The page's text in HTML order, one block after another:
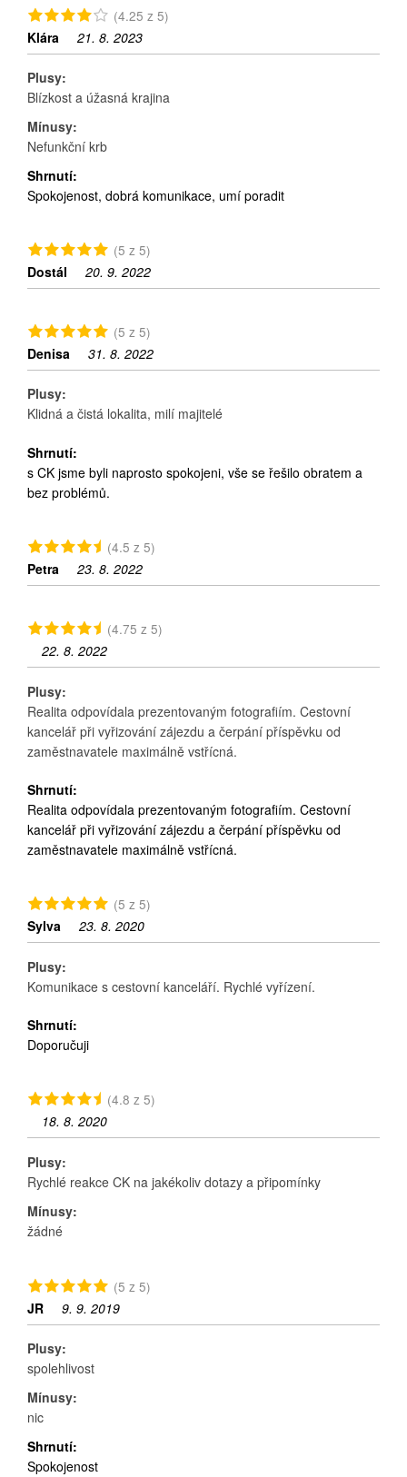
(4.25 z 5)
Klára
21. 8. 2023
Plusy:
Blízkost a úžasná krajina
Mínusy:
Nefunkční krb
Shrnutí:
Spokojenost, dobrá komunikace, umí poradit
(5 z 5)
Dostál
20. 9. 2022
(5 z 5)
Denisa
31. 8. 2022
Plusy:
Klidná a čistá lokalita, milí majitelé
Shrnutí:
s CK jsme byli naprosto spokojeni, vše se řešilo obratem a
bez problémů.
(4.5 z 5)
Petra
23. 8. 2022
(4.75 z 5)
22. 8. 2022
Plusy:
Realita odpovídala prezentovaným fotografiím. Cestovní
kancelář při vyřizování zájezdu a čerpání příspěvku od
zaměstnavatele maximálně vstřícná.
Shrnutí:
Realita odpovídala prezentovaným fotografiím. Cestovní
kancelář při vyřizování zájezdu a čerpání příspěvku od
zaměstnavatele maximálně vstřícná.
(5 z 5)
Sylva
23. 8. 2020
Plusy:
Komunikace s cestovní kanceláří. Rychlé vyřízení.
Shrnutí:
Doporučuji
(4.8 z 5)
18. 8. 2020
Plusy:
Rychlé reakce CK na jakékoliv dotazy a připomínky
Mínusy:
žádné
(5 z 5)
JR
9. 9. 2019
Plusy:
spolehlivost
Mínusy:
nic
Shrnutí:
Spokojenost